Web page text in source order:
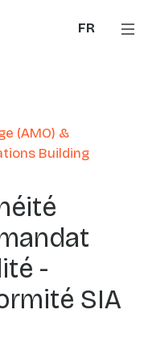
FR
(AMO) &
Building
-
SIA